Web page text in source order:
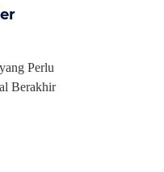
Perlu
Berakhir